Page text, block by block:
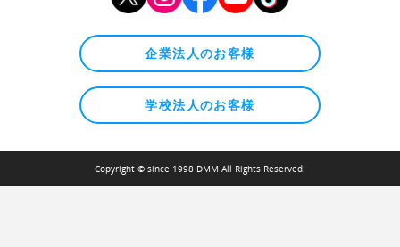
企業法人のお客様
学校法人のお客様
Copyright © since 1998 DMM All Rights Reserved.